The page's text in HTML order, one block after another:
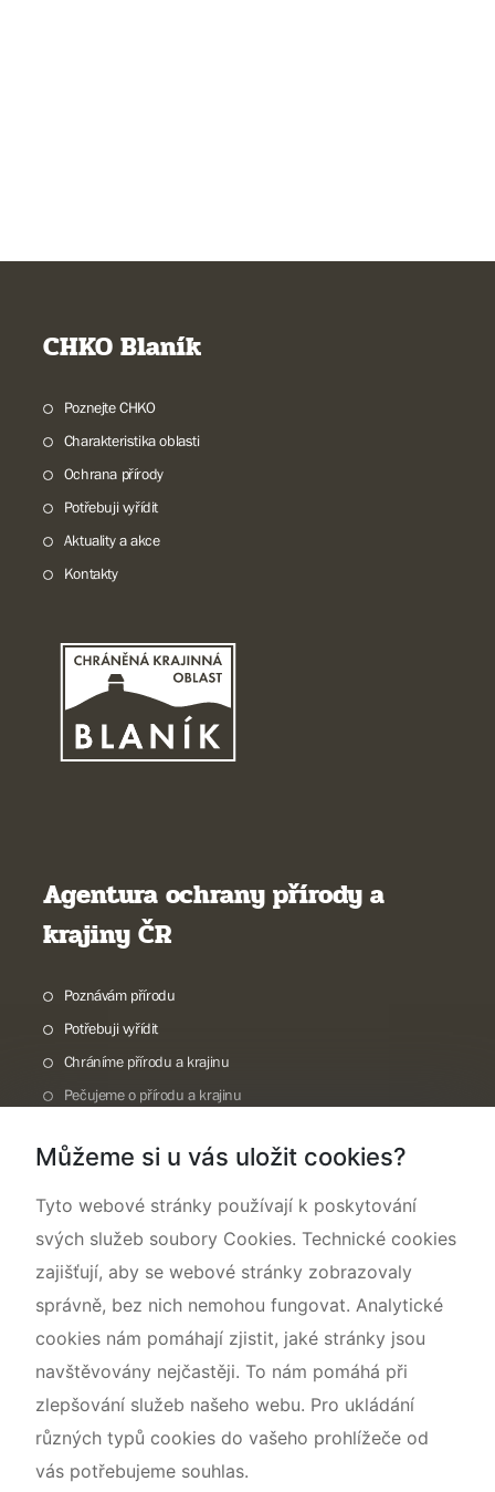
CHKO Blaník
Poznejte CHKO
Charakteristika oblasti
Ochrana přírody
Potřebuji vyřídit
Aktuality a akce
Kontakty
Agentura ochrany přírody a
krajiny ČR
Poznávám přírodu
Potřebuji vyřídit
Chráníme přírodu a krajinu
Pečujeme o přírodu a krajinu
O nás
Můžeme si u vás uložit cookies?
Tyto webové stránky používají k poskytování
svých služeb soubory Cookies. Technické cookies
zajišťují, aby se webové stránky zobrazovaly
správně, bez nich nemohou fungovat. Analytické
cookies nám pomáhají zjistit, jaké stránky jsou
navštěvovány nejčastěji. To nám pomáhá při
zlepšování služeb našeho webu. Pro ukládání
různých typů cookies do vašeho prohlížeče od
vás potřebujeme souhlas.